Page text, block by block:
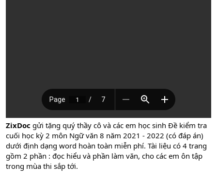
ZixDoc gửi tặng quý thầy cô và các em học sinh Đề kiểm tra
cuối học kỳ 2 môn Ngữ văn 8 năm 2021 - 2022 (có đáp án)
dưới định dạng word hoàn toàn miễn phí. Tài liệu có 4 trang
gồm 2 phần : đọc hiểu và phần làm văn, cho các em ôn tập
trong mùa thi sắp tới.